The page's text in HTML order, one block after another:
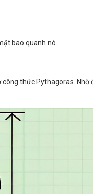
bao quanh nó.
thức Pythagoras.